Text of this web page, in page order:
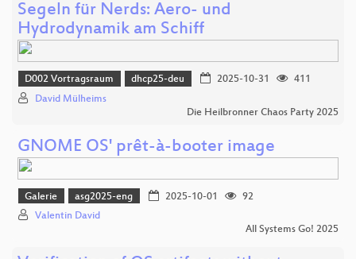
Segeln für Nerds: Aero- und
Hydrodynamik am Schiff
D002 Vortragsraum dhcp25-deu 2025-10-31
411
David Mülheims
Die Heilbronner Chaos Party 2025
GNOME OS' prêt-à-booter image
Galerie asg2025-eng 2025-10-01
92
Valentin David
All Systems Go! 2025